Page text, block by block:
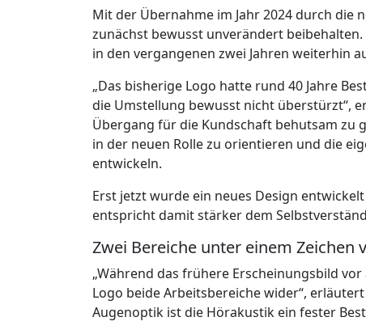
Mit der Übernahme im Jahr 2024 durch die
zunächst bewusst unverändert
in den vergangenen zwei Jahren weiterhin
„Das bisherige Logo hatte rund 40 Jahre
die Umstellung bewusst nicht überstürzt“,
Übergang für die Kundschaft behutsam zu
in der neuen Rolle zu orientieren und die
entwickeln.
Erst jetzt wurde ein neues Design
entspricht damit stärker dem
Zwei Bereiche unter einem Zeichen
„Während das frühere Erscheinungsbild
Logo beide Arbeitsbereiche wider“,
Augenoptik ist die Hörakustik ein fester